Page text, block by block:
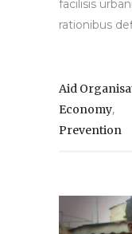
facilisis
rationibus
Aid
Economy,
Prevention